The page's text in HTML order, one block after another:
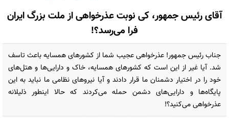
آقای رئیس جمهور، کی نوبت عذرخواهی از ملت بزرگ ایران
فرا می‌رسد؟!
جناب رئیس جمهور! عذرخواهی عجیب شما از کشورهای همسایه باعث تاسف
شد. آیا غیر از این است که کشورهای همسایه‌، خاک و دارایی‌ها و هتل‌های
خود را در اختیار دشمنان ما قرار دادند و آیا نیروهای نظامی ما نباید به این
پایگاه‌ها و دارایی‌های دشمن حمله می‌کردند که حالا اینطور ذلیلانه
عذرخواهی می‌کنید؟!